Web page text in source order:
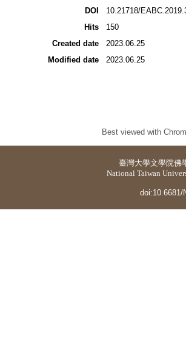
DOI
10.21718/
Hits
150
Created date
2023.06.25
Modified date
2023.06.25
Best viewed with
臺灣大學文學院佛
National Taiwan
doi:10.6681/